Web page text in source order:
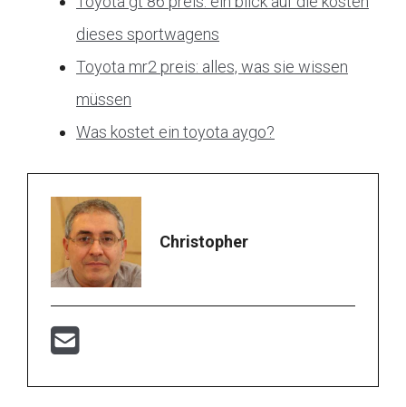
dieses sportwagens
Toyota mr2 preis: alles, was sie wissen
müssen
Was kostet ein toyota aygo?
Christopher